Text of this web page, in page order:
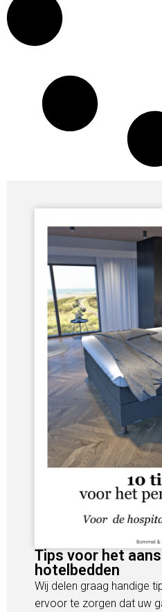
Tips voor het
hotelbedden
Wij delen graag handige
ervoor te zorgen dat uw